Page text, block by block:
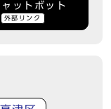
ットボット
外部リンク